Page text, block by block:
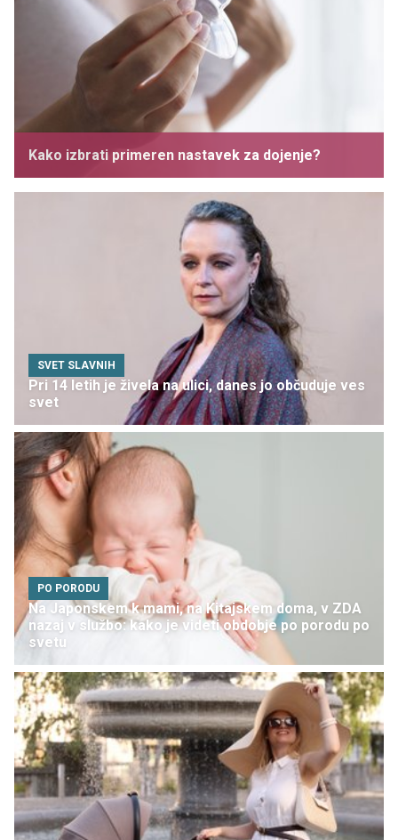
Kako izbrati primeren nastavek za dojenje?
SVET SLAVNIH
Pri 14 letih je živela na ulici, danes jo občuduje ves
svet
PO PORODU
Na Japonskem k mami, na Kitajskem doma, v ZDA
nazaj v službo: kako je videti obdobje po porodu po
svetu